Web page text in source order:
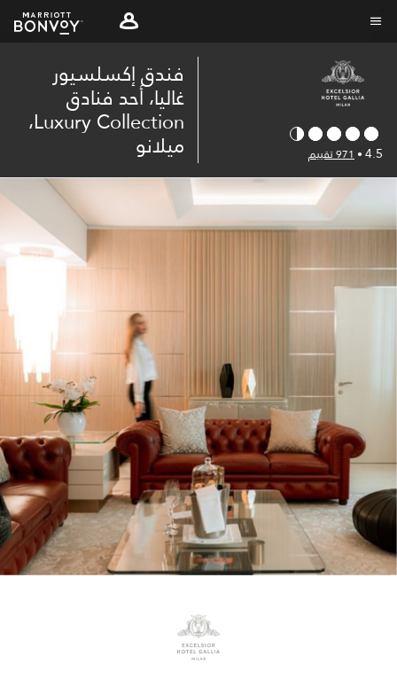
Skip
main
content
4.5
•971 تقييم
فندق إكسلسيور
غاليا، أحد فنادق
Luxury Collection،
ميلانو